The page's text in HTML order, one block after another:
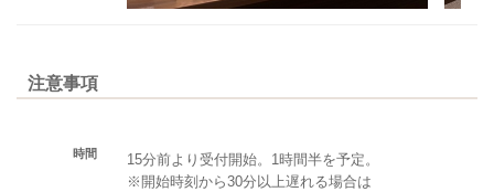
注意事項
時間
15分前より受付開始。1時間半を予定。
※開始時刻から30分以上遅れる場合は